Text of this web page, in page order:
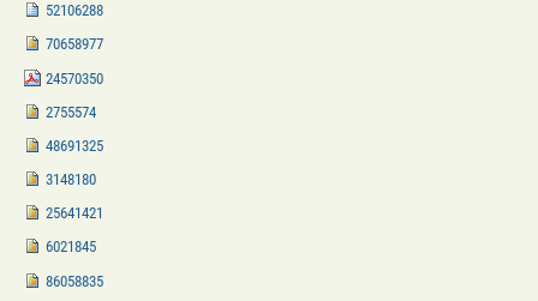
52106288
70658977
24570350
2755574
48691325
3148180
25641421
6021845
86058835